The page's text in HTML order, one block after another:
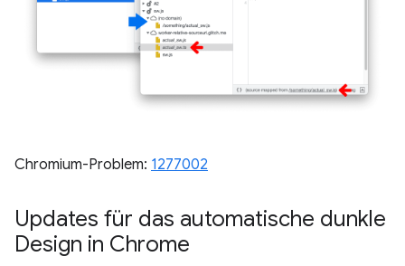
Chromium-Problem: 1277002
Updates für das automatische dunkle
Design in Chrome